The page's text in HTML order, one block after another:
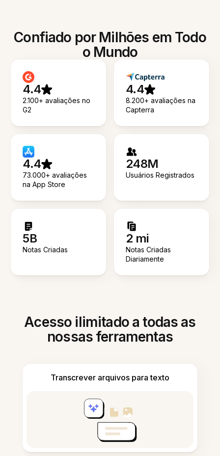
Confiado por Milhões em Todo
o Mundo
4.4
2.100+ avaliações no
G2
4.4
8.200+ avaliações na
Capterra
4.4
73.000+ avaliações
na App Store
248M
Usuários Registrados
5B
Notas Criadas
2 mi
Notas Criadas
Diariamente
Acesso ilimitado a todas as
nossas ferramentas
Transcrever arquivos para texto